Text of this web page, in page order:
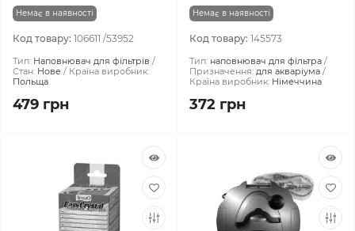
Немає в наявності
Код товару: 106611 /53952
Тип: Наповнювач для фільтрів
Стан: Нове
Країна виробник:
Польща
479 грн
Немає в наявності
Код товару: 145573
Тип: наповнювач для фільтра
Призначення: для акваріума
Країна виробник: Німеччина
372 грн